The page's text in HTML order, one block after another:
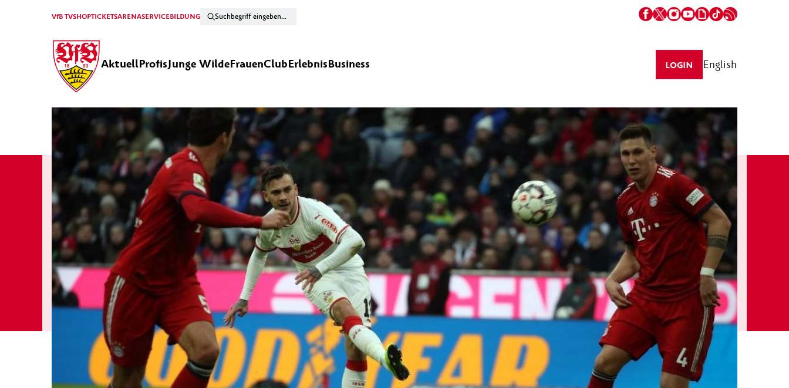
VfB TVSHOPTICKETSARENASERVICEBILDUNG
AktuellProfisJunge WildeFrauenClubErlebnisBusiness LOGIN English